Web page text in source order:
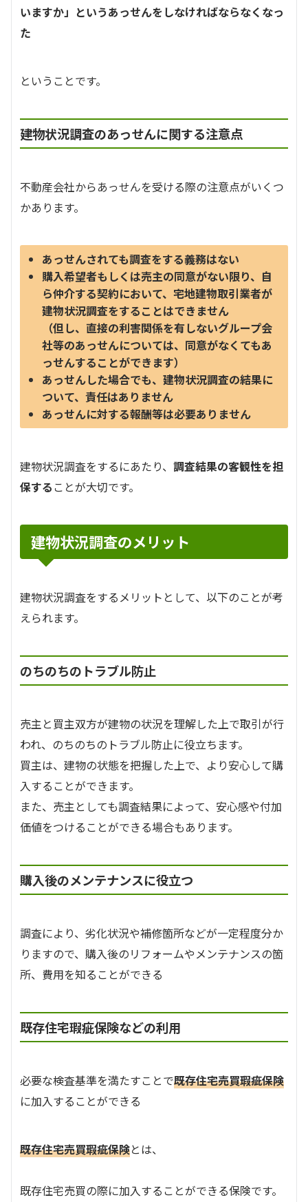
いますか」というあっせんをしなければならなくなっ
た
ということです。
建物状況調査のあっせんに関する注意点
不動産会社からあっせんを受ける際の注意点がいくつ
かあります。
あっせんされても調査をする義務はない
購入希望者もしくは売主の同意がない限り、自
ら仲介する契約において、宅地建物取引業者が
建物状況調査をすることはできません
（但し、直接の利害関係を有しないグループ会
社等のあっせんについては、同意がなくてもあ
っせんすることができます）
あっせんした場合でも、建物状況調査の結果に
ついて、責任はありません
あっせんに対する報酬等は必要ありません
建物状況調査をするにあたり、 調査結果の客観性を担
保する ことが大切です。
建物状況調査のメリット
建物状況調査をするメリットとして、以下のことが考
えられます。
のちのちのトラブル防止
売主と買主双方が建物の状況を理解した上で取引が行
われ、のちのちのトラブル防止に役立ちます。
買主は、建物の状態を把握した上で、より安心して購
入することができます。
また、売主としても調査結果によって、安心感や付加
価値をつけることができる場合もあります。
購入後のメンテナンスに役立つ
調査により、劣化状況や補修箇所などが一定程度分か
りますので、購入後のリフォームやメンテナンスの箇
所、費用を知ることができる
既存住宅瑕疵保険などの利用
必要な検査基準を満たすことで既存住宅売買瑕疵保険
に加入することができる
既存住宅売買瑕疵保険とは、
既存住宅売買の際に加入することができる保険です。